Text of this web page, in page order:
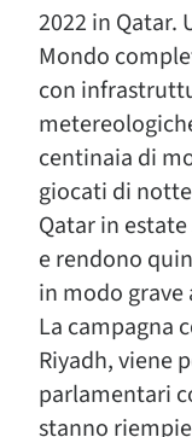
2022 in Qatar.
Mondo
con
centinaia di
giocati di
Qatar in
e rendono
in modo grave
La campagna
Riyadh, viene
parlamentari
stanno